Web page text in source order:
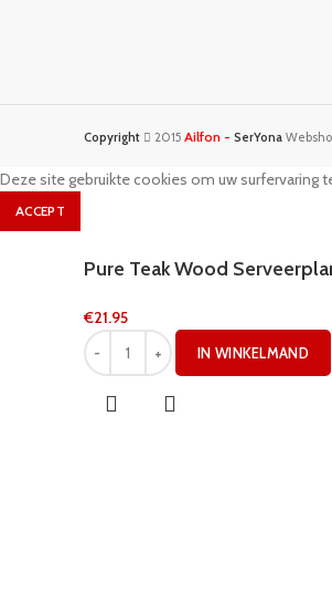
Copyright 2015 Ailfon - SerYona
Deze site gebruikte cookies om uw surfervaring
ACCEPT
Pure Teak Wood
€21.95
IN WINKELMAND